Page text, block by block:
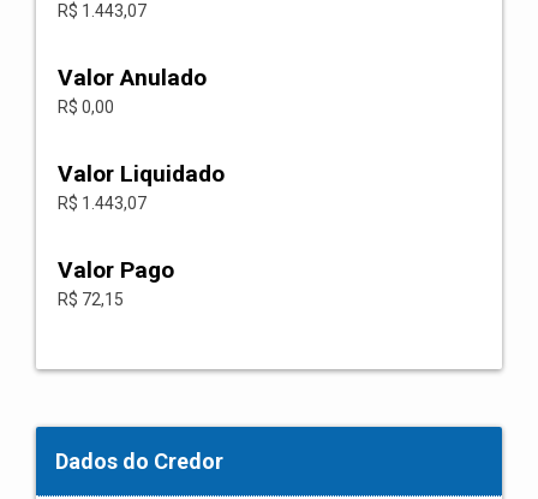
R$ 1.443,07
Valor Anulado
R$ 0,00
Valor Liquidado
R$ 1.443,07
Valor Pago
R$ 72,15
Dados do Credor